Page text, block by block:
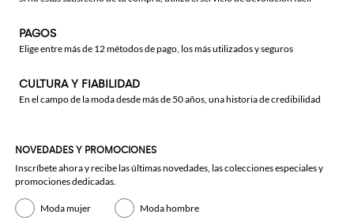
PAGOS
Elige entre más de 12 métodos de pago, los más utilizados y seguros
CULTURA Y FIABILIDAD
En el campo de la moda desde más de 50 años, una historia de credibilidad
NOVEDADES Y PROMOCIONES
Inscríbete ahora y recibe las últimas novedades, las colecciones especiales y
promociones dedicadas.
Moda mujer Moda hombre